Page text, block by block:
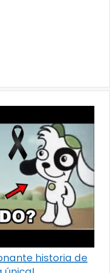
historia de